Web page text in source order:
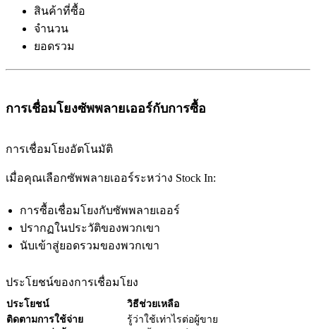
สินค้าที่ซื้อ
จำนวน
ยอดรวม
การเชื่อมโยงซัพพลายเออร์กับการซื้อ
การเชื่อมโยงอัตโนมัติ
เมื่อคุณเลือกซัพพลายเออร์ระหว่าง Stock In:
การซื้อเชื่อมโยงกับซัพพลายเออร์
ปรากฏในประวัติของพวกเขา
นับเข้าสู่ยอดรวมของพวกเขา
ประโยชน์ของการเชื่อมโยง
ประโยชน์
วิธีช่วยเหลือ
ติดตามการใช้จ่าย
รู้ว่าใช้เท่าไรต่อผู้ขาย